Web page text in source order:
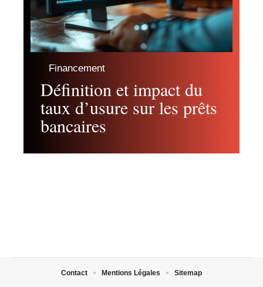
Financement
Définition et impact du
taux d’usure sur les prêts
bancaires
Contact Mentions Légales Sitemap